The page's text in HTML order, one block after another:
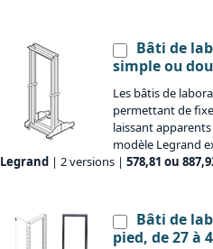
Bâti de
simple ou
Les bâtis de
permettant de
laissant apparents
modèle Legrand
Legrand | 2 versions | 578,81 ou
Bâti de
pied, de 27 à